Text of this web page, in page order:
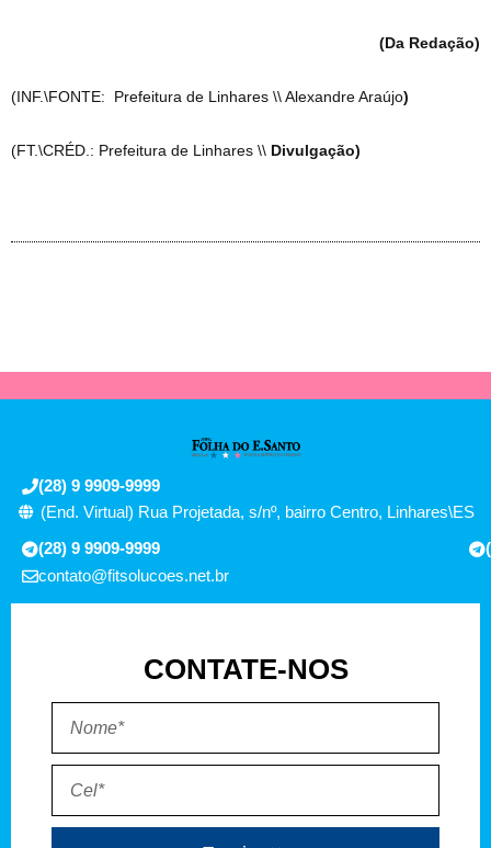
(Da Redação)
(INF.\FONTE: Prefeitura de Linhares \\ Alexandre Araújo)
(FT.\CRÉD.: Prefeitura de Linhares \\ Divulgação)
(28) 9 9909-9999
(End. Virtual) Rua Projetada, s/nº, bairro Centro, Linhares\ES
(28) 9 9909-9999
contato@fitsolucoes.net.br
CONTATE-NOS